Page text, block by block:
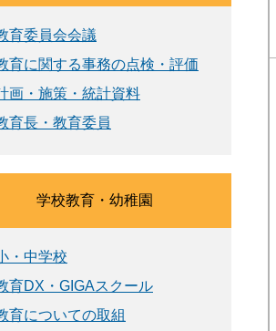
育委員会会議
育に関する事務の点検・評価
画・施策・統計資料
育長・教育委員
学校教育・幼稚園
・中学校
育DX・GIGAスクール
育についての取組